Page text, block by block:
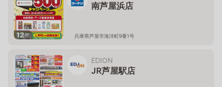
12枚
南芦屋浜店
兵庫県芦屋市海洋町9番1号
EDION
JR芦屋駅店